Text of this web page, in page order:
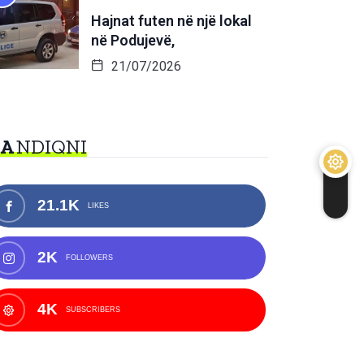
Hajnat futen në një lokal
në Podujevë,
21/07/2026
NDIQNI
21.1K LIKES
2K FOLLOWERS
4K SUBSCRIBERS